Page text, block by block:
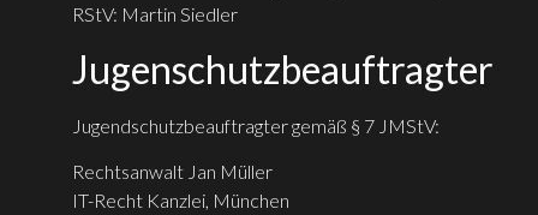
RStV: Martin Siedler
Jugenschutzbeauftragter
Jugendschutzbeauftragter gemäß § 7 JMStV:
Rechtsanwalt Jan Müller
IT-Recht Kanzlei, München